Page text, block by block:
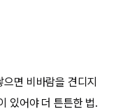
면 비바람을 견디지
있어야 더 튼튼한 법.